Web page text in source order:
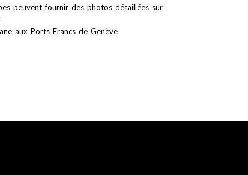
peuvent fournir des photos détaillées sur
aux Ports Francs de Genève